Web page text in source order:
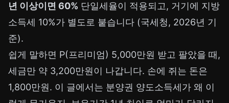
년 이상이면 60% 단일세율이 적용되고, 거기에 지방
소득세 10%가 별도로 붙습니다 (국세청, 2026년 기
준).
쉽게 말하면 P(프리미엄) 5,000만원 받고 팔았을 때,
세금만 약 3,200만원이 나갑니다. 손에 쥐는 돈은
1,800만원. 이 글에서는 분양권 양도소득세가 왜 이